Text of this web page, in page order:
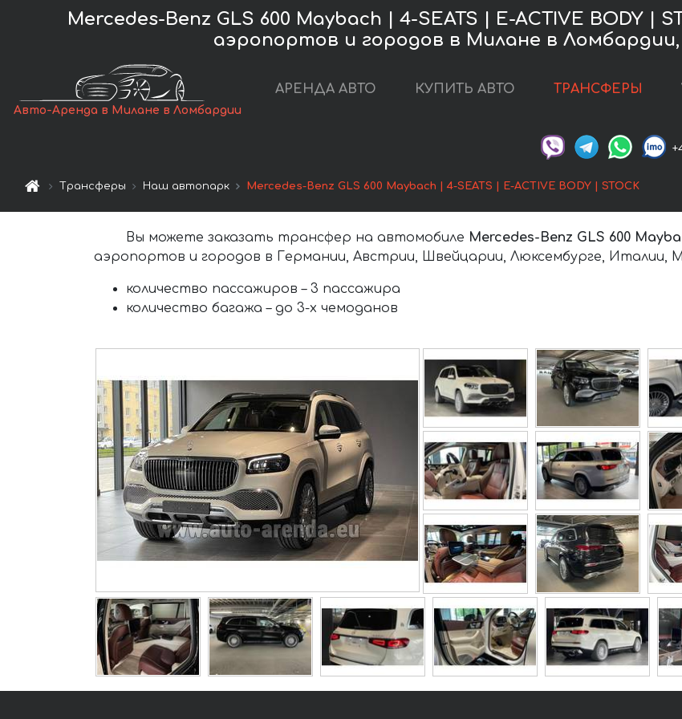
Mercedes-Benz GLS 600 Maybach | 4-SEATS | E-ACTIVE BODY |
аэропортов и городов в Милане в
Авто-Аренда в Милане в Ломбардии
АРЕНДА АВТО КУПИТЬ АВТО ТРАНСФЕРЫ
Трансферы Наш автопарк Mercedes-Benz GLS 600 Maybach | 4-SEATS | E-ACTIVE BODY | STOCK
Вы можете заказать трансфер на автомобиле Mercedes-Benz GLS 600
аэропортов и городов в Германии, Австрии, Швейцарии, Люксембурге, Италии,
количество пассажиров – 3 пассажира
количество багажа – до 3-х чемоданов